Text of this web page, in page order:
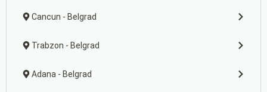
Cancun - Belgrad
Trabzon - Belgrad
Adana - Belgrad